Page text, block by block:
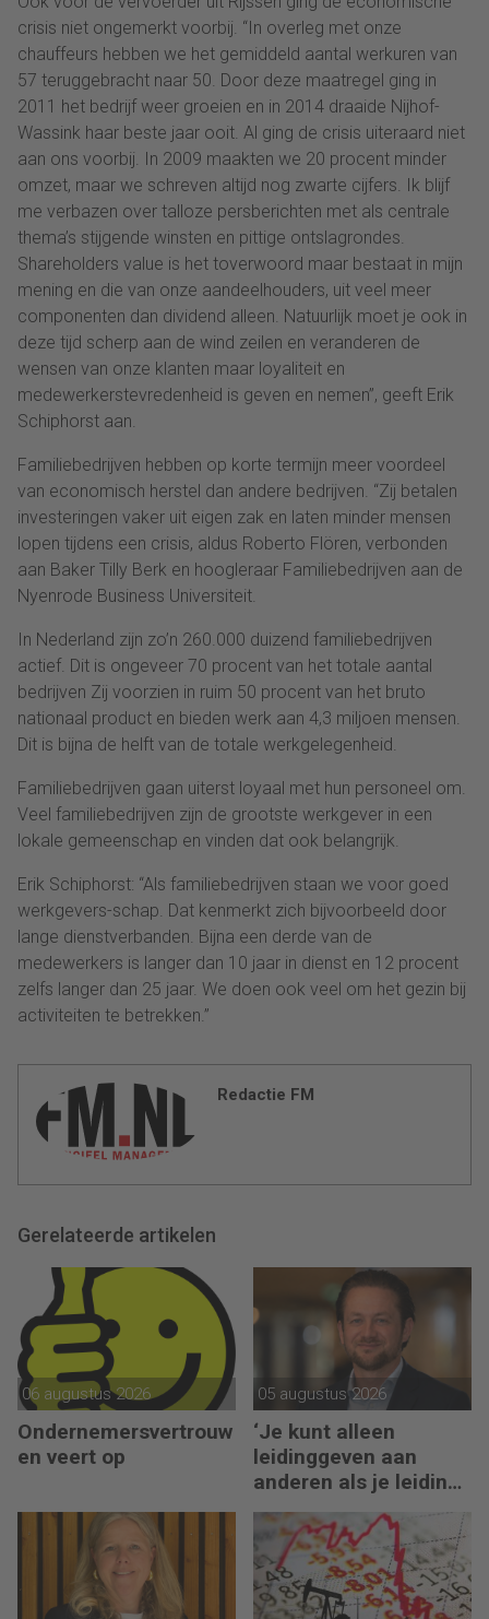
crisis niet ongemerkt voorbij. “In overleg met onze
chauffeurs hebben we het gemiddeld aantal werkuren van
57 teruggebracht naar 50. Door deze maatregel ging in
2011 het bedrijf weer groeien en in 2014 draaide Nijhof-
Wassink haar beste jaar ooit. Al ging de crisis uiteraard niet
aan ons voorbij. In 2009 maakten we 20 procent minder
omzet, maar we schreven altijd nog zwarte cijfers. Ik blijf
me verbazen over talloze persberichten met als centrale
thema’s stijgende winsten en pittige ontslagrondes.
Shareholders value is het toverwoord maar bestaat in mijn
mening en die van onze aandeelhouders, uit veel meer
componenten dan dividend alleen. Natuurlijk moet je ook in
deze tijd scherp aan de wind zeilen en veranderen de
wensen van onze klanten maar loyaliteit en
medewerkerstevredenheid is geven en nemen”, geeft Erik
Schiphorst aan.
Familiebedrijven hebben op korte termijn meer voordeel
van economisch herstel dan andere bedrijven. “Zij betalen
investeringen vaker uit eigen zak en laten minder mensen
lopen tijdens een crisis, aldus Roberto Flören, verbonden
aan Baker Tilly Berk en hoogleraar Familiebedrijven aan de
Nyenrode Business Universiteit.
In Nederland zijn zo’n 260.000 duizend familiebedrijven
actief. Dit is ongeveer 70 procent van het totale aantal
bedrijven Zij voorzien in ruim 50 procent van het bruto
nationaal product en bieden werk aan 4,3 miljoen mensen.
Dit is bijna de helft van de totale werkgelegenheid.
Familiebedrijven gaan uiterst loyaal met hun personeel om.
Veel familiebedrijven zijn de grootste werkgever in een
lokale gemeenschap en vinden dat ook belangrijk.
Erik Schiphorst: “Als familiebedrijven staan we voor goed
werkgevers-schap. Dat kenmerkt zich bijvoorbeeld door
lange dienstverbanden. Bijna een derde van de
medewerkers is langer dan 10 jaar in dienst en 12 procent
zelfs langer dan 25 jaar. We doen ook veel om het gezin bij
activiteiten te betrekken.”
Redactie FM
Gerelateerde artikelen
06 augustus 2026
Ondernemersvertrouw
en veert op
05 augustus 2026
‘Je kunt alleen
leidinggeven aan
anderen als je leiding
kunt geven aan jezelf’